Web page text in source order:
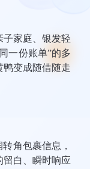
子家庭、银发轻
一份账单”的多
鸭变成随借随走
角包裹信息，
留白、瞬时响应